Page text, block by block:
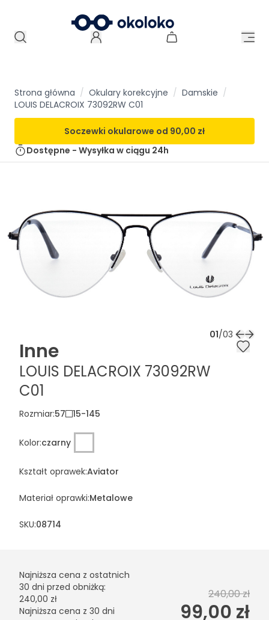
Strona główna / Okulary korekcyjne / Damskie /
LOUIS DELACROIX 73092RW C01
Soczewki okularowe od 90,00 zł
Dostępne - Wysyłka w ciągu 24h
01/03
Inne
LOUIS DELACROIX 73092RW
C01
Rozmiar:57 15-145
Kolor:czarny
Kształt oprawek:Aviator
Materiał oprawki:Metalowe
SKU:08714
Najniższa cena z ostatnich
30 dni przed obniżką:
240,00 zł
Najniższa cena z 30 dni
240,00 zł
99,00 zł